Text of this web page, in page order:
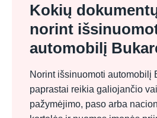
Kokių
norint
automobilį
Norint išsinuomoti automobilį
paprastai reikia galiojančio
pažymėjimo, paso arba